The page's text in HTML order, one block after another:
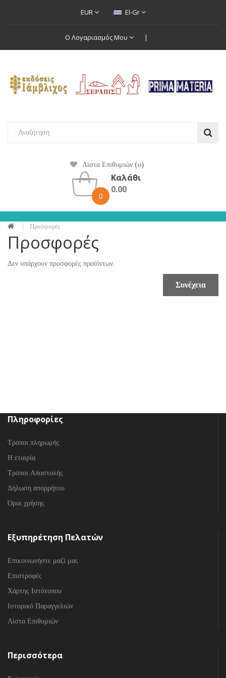
EUR El-Gr
Ο Λογαριασμός Μου
Λίστα Επιθυμιών (0)
0
Καλάθι
0.00
Προσφορές
Προσφορές
Δεν υπάρχουν προσφορές προϊόντων.
Συνέχεια
Πληροφορίες
Τρόποι πληρωμής
Η εταιρία
Τρόποι Αποστολής
Δήλωση απορρήτου
Όροι χρήσης
Εξυπηρέτηση Πελατών
Επικοινωνήστε μαζί μας
Επιστροφές
Χάρτης Ιστότοπου
Ιστορικό Παραγγελιών
Λίστα Επιθυμιών
Περισσότερα